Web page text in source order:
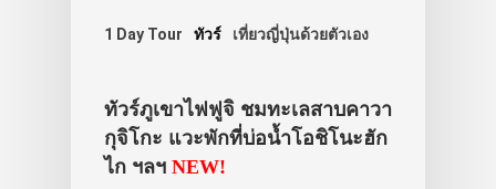
1 Day Tour ทัวร์ เที่ยวญี่ปุ่นด้วยตัวเอง
ทัวร์ภูเขาไฟฟูจิ ชมทะเลสาบคาวา
กุจิโกะ แวะพักที่บ่อน้ำโอชิโนะฮัก
ไก ฯลฯ NEW!